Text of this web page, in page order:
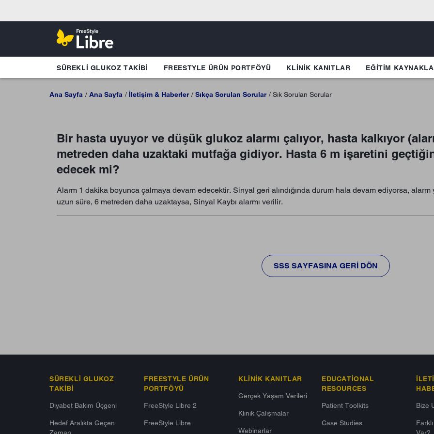
SÜREKLI GLUKOZ TAKIBI FREESTYLE ÜRÜN PORTFÖYÜ KLINIK KANITLAR EĞİTİM
Ana Sayfa Ana Sayfa İletişim & Haberler Sıkça Sorulan Sorular Sık Sorulan Sorular
Bir hasta uyuyor ve düşük glukoz alarmı çalıyor, hasta kalkıyor
metreden daha uzaktaki mutfağa gidiyor. Hasta 6 m işaretini
edecek mi?
Alarm 1 dakika boyunca çalmaya devam edecektir. Sinyal geri alındığında durum hala devam ediyorsa,
uzun süre, 6 metreden daha uzaktaysa, Sinyal Kaybı alarmı verilir.
SSS SAYFASINA GERI DÖN
SÜREKLI GLUKOZ
TAKIBI
Diyabet Bakım Üçgeni​
Hedef Aralıkta Geçen
FREESTYLE ÜRÜN
PORTFÖYÜ
FreeStyle Libre 2
FreeStyle Libre
KLINIK KANITLAR
Gerçek Yaşam Verileri
Klinik Çalışmalar
Webinarlar
EDUCATIONAL
RESOURCES
Patient Toolkits
Case Studies
Bize